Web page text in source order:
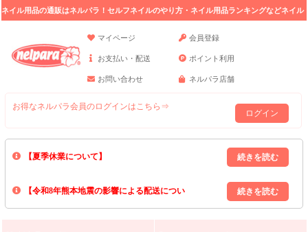
ネイル用品の通販はネルパラ！セルフネイルのやり方・ネイル用品ランキングなどネイル
マイページ
会員登録
お支払い・配送 ポイント利用
お問い合わせ ネルパラ店舗
お得なネルパラ会員のログインはこちら⇒
ログイン
【夏季休業について】
8/13(木)～8/16(日)の間｢出荷業務・お問い合わせ業務｣はお休みいたしま
上記期間中のご注文・お問い合わせは8/17(月)以降の対応となりますので
【令和8年熊本地震の影響による配送につい